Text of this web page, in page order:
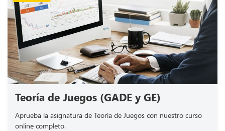
Teoría de Juegos (GADE y GE)
Aprueba la asignatura de Teoría de Juegos con nuestro curso
online completo.